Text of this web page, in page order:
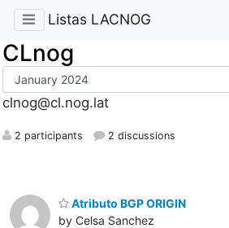
Listas LACNOG
CLnog
clnog@cl.nog.lat
2 participants 2 discussions
Atributo BGP ORIGIN
by Celsa Sanchez